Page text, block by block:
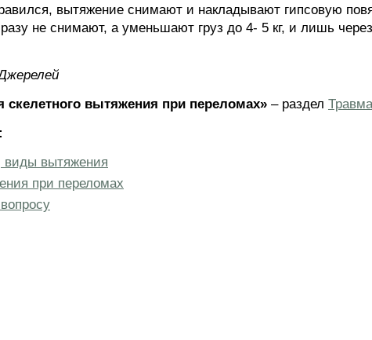
вытяжение снимают и накладывают гипсовую
не снимают, а уменьшают груз до 4- 5 кг, и лишь
вытяжения при переломах» – раздел
виды вытяжения
при переломах